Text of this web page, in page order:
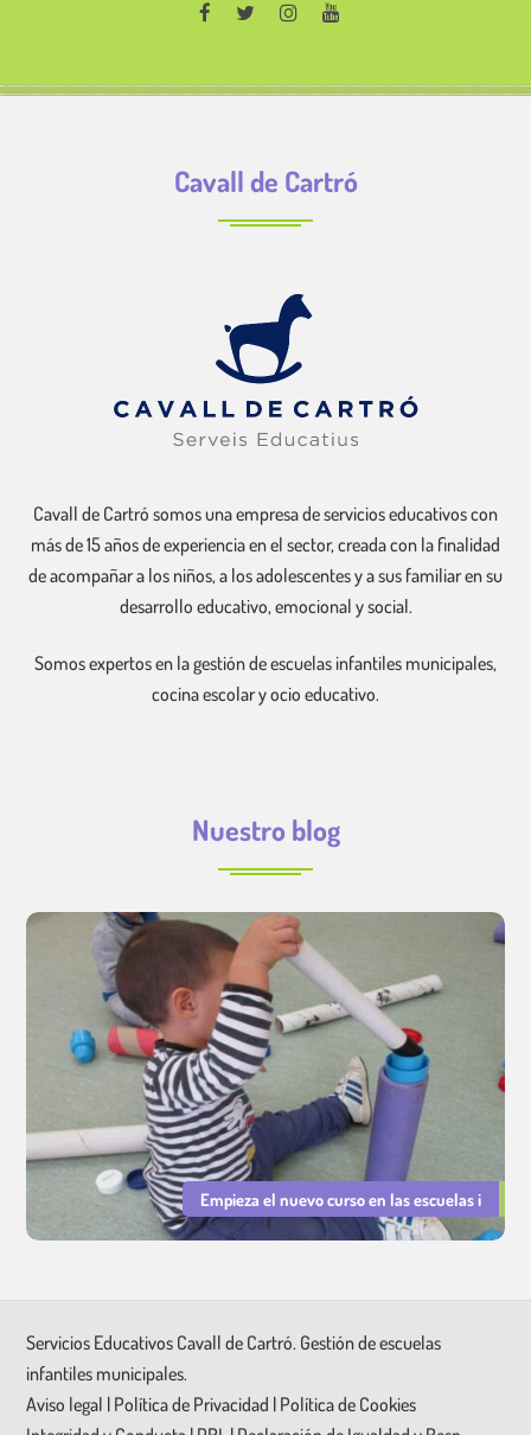
Cavall de Cartró
Cavall de Cartró somos una empresa de servicios educativos con
más de 15 años de experiencia en el sector, creada con la finalidad
de acompañar a los niños, a los adolescentes y a sus familiar en su
desarrollo educativo, emocional y social.
Somos expertos en la gestión de escuelas infantiles municipales,
cocina escolar y ocio educativo.
Nuestro blog
Empieza el nuevo curso en las escuelas i
Servicios Educativos Cavall de Cartró. Gestión de escuelas
infantiles municipales.
Aviso legal | Política de Privacidad | Política de Cookies